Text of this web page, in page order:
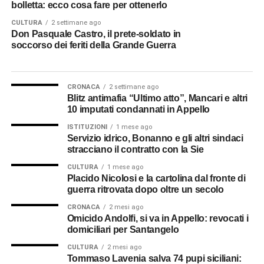
sembra una mano tesa verso chi è rimasto a casa. Don
rassicurando i suoi cari che quel giovane rimase
cosciente fino alla fine e che si spense serenamente,
sepoltura”. È forse il documento che più di ogni altro
restituisce il volto umano del suo ministero al fronte.
Cavaliere della Corona d’Italia
Le fonti ricordano che seguì la Brigata con coraggio e
l’onorificenza di Cavaliere della Corona d’Italia. Eppure,
dopo aver ricostruito date, incarichi e riconoscimenti, resta
silenzio. È il silenzio di una generazione che tornò dalla
guerra portando dentro di sé esperienze troppo dolorose
registrano gli spostamenti. Le decorazioni attestano il
bolletta: ecco cosa fare per ottenerlo
CULTURA 2 settimane ago
Don Pasquale Castro, il prete-soldato in
soccorso dei feriti della Grande Guerra
CRONACA 2 settimane ago
Blitz antimafia “Ultimo atto”, Mancari e altri
10 imputati condannati in Appello
ISTITUZIONI 1 mese ago
Servizio idrico, Bonanno e gli altri sindaci
stracciano il contratto con la Sie
CULTURA 1 mese ago
Placido Nicolosi e la cartolina dal fronte di
guerra ritrovata dopo oltre un secolo
CRONACA 2 mesi ago
Omicido Andolfi, si va in Appello: revocati i
domiciliari per Santangelo
CULTURA 2 mesi ago
Tommaso Lavenia salva 74 pupi siciliani: